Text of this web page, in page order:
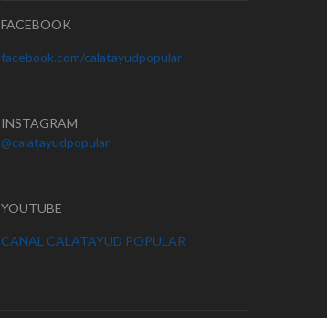
FACEBOOK
facebook.com/calatayudpopular
INSTAGRAM
@calatayudpopular
YOUTUBE
CANAL CALATAYUD POPULAR